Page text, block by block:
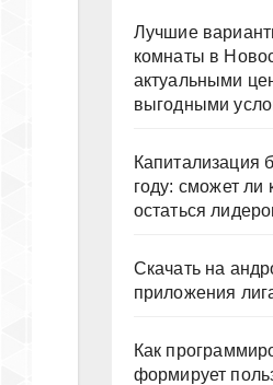
Лучшие
комнаты в
актуальными
выгодными
Капитализация
году: сможет ли
остаться
Скачать на
приложения
Как
формирует